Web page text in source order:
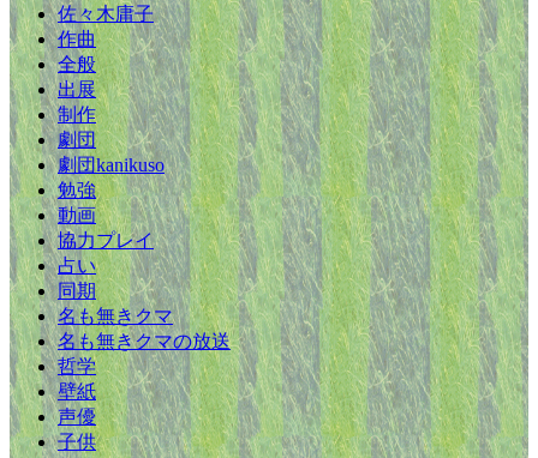
佐々木庸子
作曲
全般
出展
制作
劇団
劇団kanikuso
勉強
動画
協力プレイ
占い
同期
名も無きクマ
名も無きクマの放送
哲学
壁紙
声優
子供